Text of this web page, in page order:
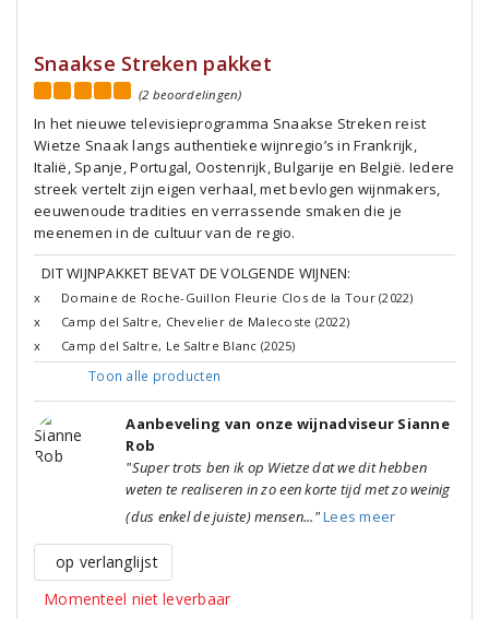
Snaakse Streken pakket
(2 beoordelingen)
In het nieuwe televisieprogramma Snaakse Streken reist
Wietze Snaak langs authentieke wijnregio’s in Frankrijk,
Italië, Spanje, Portugal, Oostenrijk, Bulgarije en België. Iedere
streek vertelt zijn eigen verhaal, met bevlogen wijnmakers,
eeuwenoude tradities en verrassende smaken die je
meenemen in de cultuur van de regio.
DIT WIJNPAKKET BEVAT DE VOLGENDE WIJNEN:
x
Domaine de Roche-Guillon Fleurie Clos de la Tour (2022)
x
Camp del Saltre, Chevelier de Malecoste (2022)
x
Camp del Saltre, Le Saltre Blanc (2025)
Toon alle producten
Aanbeveling van onze wijnadviseur Sianne
Rob
"Super trots ben ik op Wietze dat we dit hebben
weten te realiseren in zo een korte tijd met zo weinig
(dus enkel de juiste) mensen..."Lees meer
op verlanglijst
Momenteel niet leverbaar